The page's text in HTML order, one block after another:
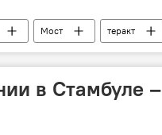
Мост теракт
в Стамбуле –